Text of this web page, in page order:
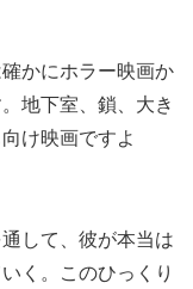
かにホラー映画か
地下室、鎖、大き
け映画ですよ
して、彼が本当は
く。このひっくり